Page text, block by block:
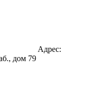
Адрес:
дом 79